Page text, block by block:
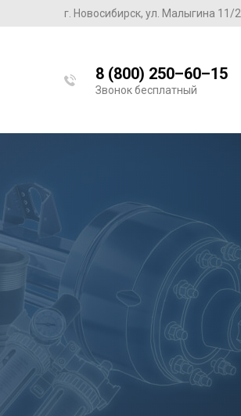
г. Новосибирск, ул. Малыгина 11/2
8 (800) 250–60–15
Звонок бесплатный